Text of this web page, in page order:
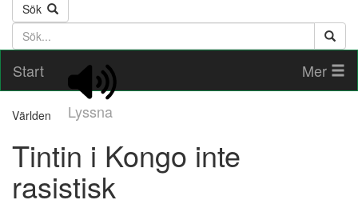
Sök
Söktext
Start
Lyssna
Mer
Världen
Tintin i Kongo inte
rasistisk